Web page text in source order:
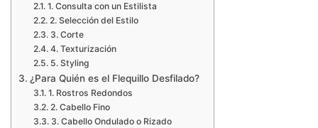
1. Consulta con un Estilista
2. Selección del Estilo
3. Corte
4. Texturización
5. Styling
¿Para Quién es el Flequillo Desfilado?
1. Rostros Redondos
2. Cabello Fino
3. Cabello Ondulado o Rizado